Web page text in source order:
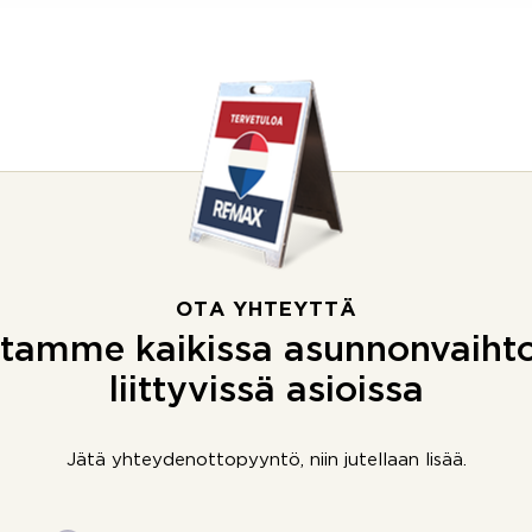
OTA YHTEYTTÄ
kaikissa
liittyvissä asioissa
Jätä yhteydenottopyyntö, niin jutellaan lisää.